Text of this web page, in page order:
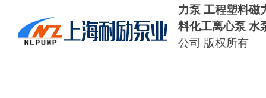
力泵 工程塑料磁
料化工离心泵 水
公司 版权所有